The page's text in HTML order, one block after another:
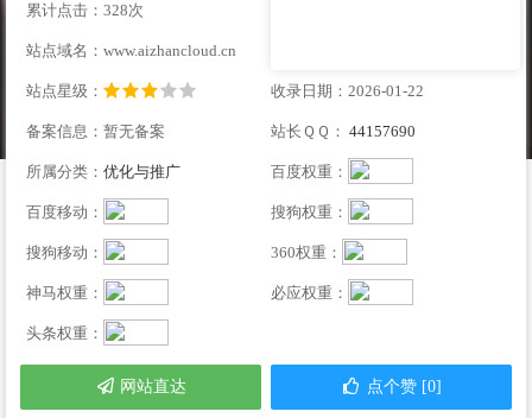
累计点击：328次
站点域名：www.aizhancloud.cn
站点星级： 收录日期：2026-01-22
备案信息：暂无备案 站长ＱＱ： 44157690
所属分类： 优化与推广 百度权重：
百度移动： 搜狗权重：
搜狗移动： 360权重：
神马权重： 必应权重：
头条权重：
网站直达 点个赞 [0]